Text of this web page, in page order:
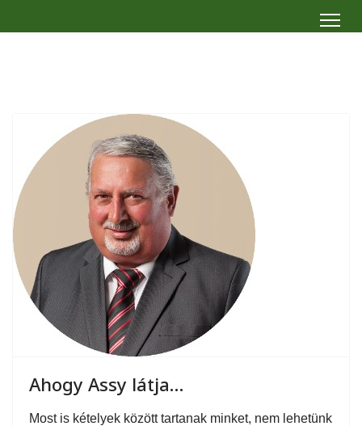
Ahogy Assy látja…
Most is kételyek között tartanak minket, nem lehetünk